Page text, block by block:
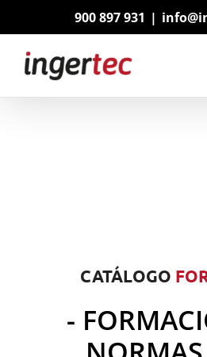
900 897 931 |
CATÁLOGO
-